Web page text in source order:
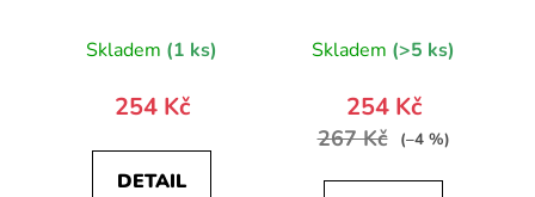
Skladem (1 ks)
254 Kč
DETAIL
Skladem (>5 ks)
254 Kč
267 Kč (–4 %)